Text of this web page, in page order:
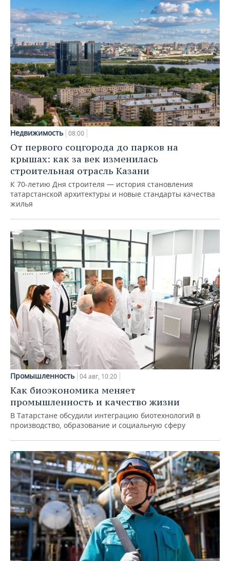
Недвижимость 08:00
От первого соцгорода до парков на
крышах: как за век изменилась
строительная отрасль Казани
К 70-летию Дня строителя — история становления
татарстанской архитектуры и новые стандарты качества
жилья
Промышленность 04 авг, 10:20
Как биоэкономика меняет
промышленность и качество жизни
В Татарстане обсудили интеграцию биотехнологий в
производство, образование и социальную сферу